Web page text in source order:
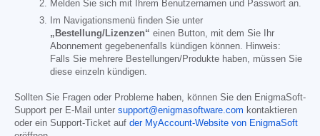
Melden Sie sich mit Ihrem Benutzernamen und Passwort an.
Im Navigationsmenü finden Sie unter
„Bestellung/Lizenzen“ einen Button, mit dem Sie Ihr
Abonnement gegebenenfalls kündigen können. Hinweis:
Falls Sie mehrere Bestellungen/Produkte haben, müssen Sie
diese einzeln kündigen.
Sollten Sie Fragen oder Probleme haben, können Sie den EnigmaSoft-
Support per E-Mail unter support@enigmasoftware.com kontaktieren
oder ein Support-Ticket auf der MyAccount-Website von EnigmaSoft